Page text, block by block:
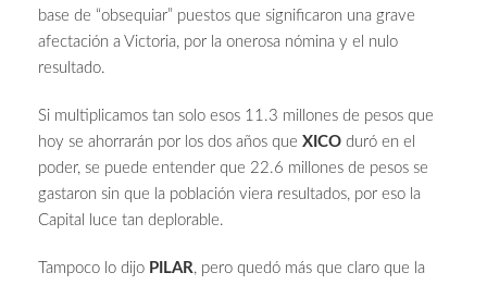
base de “obsequiar” puestos que significaron una grave
afectación a Victoria, por la onerosa nómina y el nulo
resultado.
Si multiplicamos tan solo esos 11.3 millones de pesos que
hoy se ahorrarán por los dos años que XICO duró en el
poder, se puede entender que 22.6 millones de pesos se
gastaron sin que la población viera resultados, por eso la
Capital luce tan deplorable.
Tampoco lo dijo PILAR, pero quedó más que claro que la